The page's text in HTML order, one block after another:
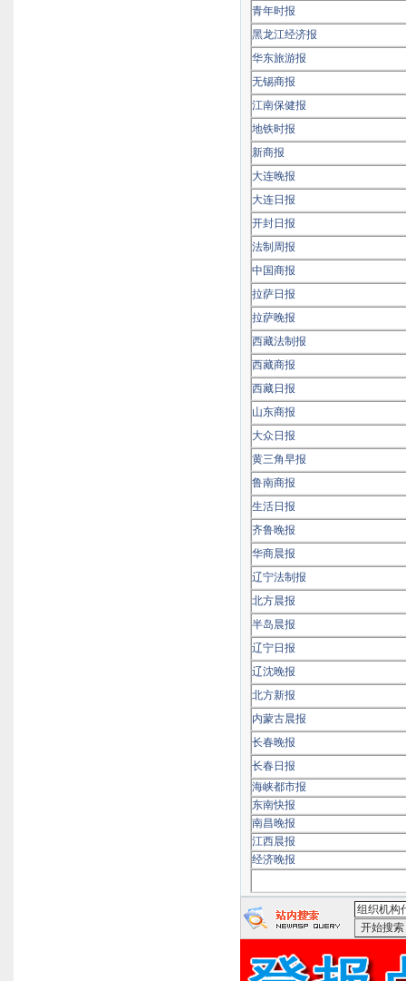
青年时报
黑龙江经济报
华东旅游报
无锡商报
江南保健报
地铁时报
新商报
大连晚报
大连日报
开封日报
法制周报
中国商报
拉萨日报
拉萨晚报
西藏法制报
西藏商报
西藏日报
山东商报
大众日报
黄三角早报
鲁南商报
生活日报
齐鲁晚报
华商晨报
辽宁法制报
北方晨报
半岛晨报
辽宁日报
辽沈晚报
北方新报
内蒙古晨报
长春晚报
长春日报
海峡都市报
东南快报
南昌晚报
江西晨报
经济晚报
搜索